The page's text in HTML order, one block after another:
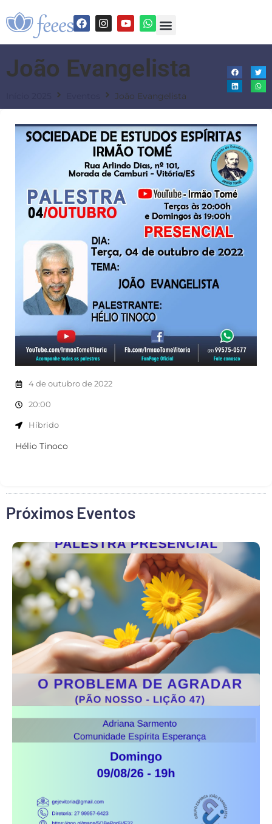
João Evangelista
João Evangelista
4 de outubro de 2022
20:00
Híbrido
Hélio Tinoco
Próximos Eventos